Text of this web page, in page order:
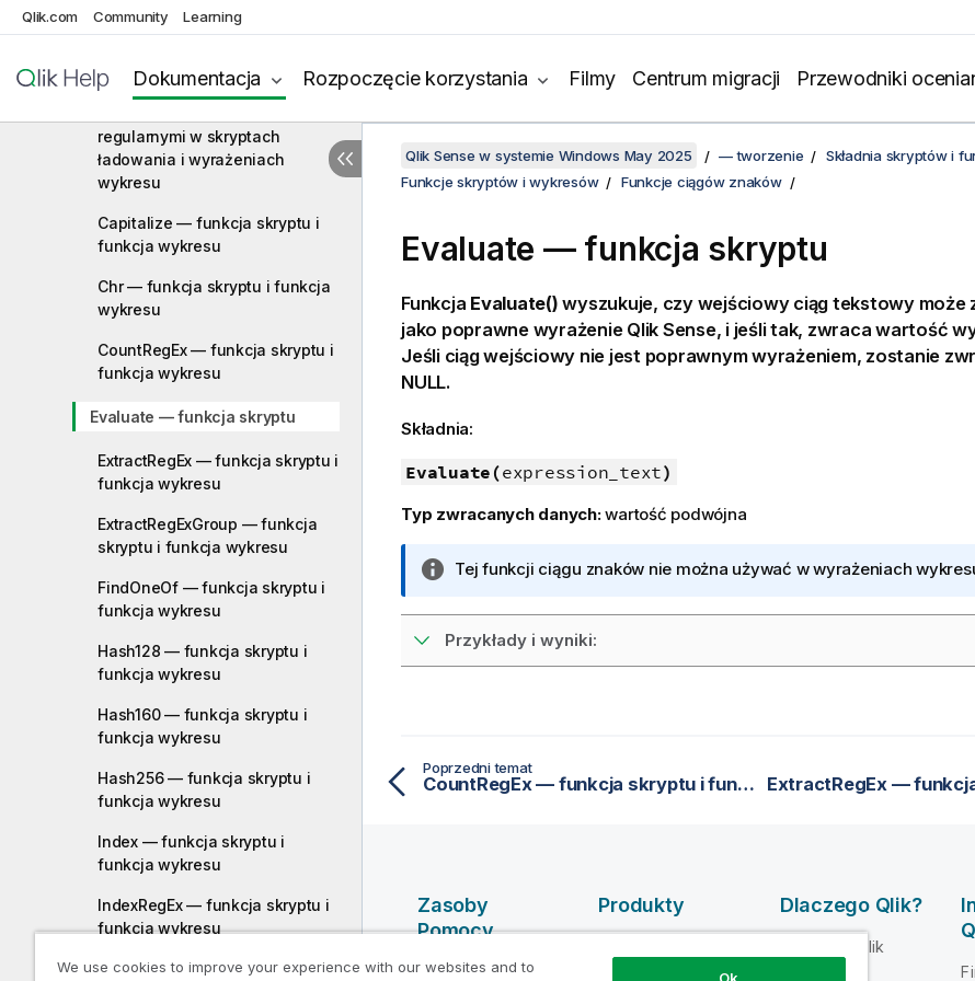
Qlik.com Community Learning
Dokumentacja Rozpoczęcie korzystania Filmy Centrum migracji Przewodniki
Funkcje rozkładu statystycznego
Funkcje ciągów znaków
regularnymi w skryptach
ładowania i wyrażeniach
wykresu
Capitalize — funkcja skryptu i
funkcja wykresu
Chr — funkcja skryptu i funkcja
wykresu
CountRegEx — funkcja skryptu i
funkcja wykresu
Evaluate — funkcja skryptu
ExtractRegEx — funkcja skryptu i
funkcja wykresu
ExtractRegExGroup — funkcja
skryptu i funkcja wykresu
FindOneOf — funkcja skryptu i
funkcja wykresu
Hash128 — funkcja skryptu i
funkcja wykresu
Hash160 — funkcja skryptu i
funkcja wykresu
Hash256 — funkcja skryptu i
funkcja wykresu
Index — funkcja skryptu i
funkcja wykresu
IndexRegEx — funkcja skryptu i
funkcja wykresu
IndexRegExGroup — funkcja
Qlik Sense w systemie Windows May 2025 — tworzenie
Składnia skryptów i
Funkcje skryptów i wykresów
Funkcje ciągów znaków
Evaluate — funkcja skryptu
Funkcja Evaluate() wyszukuje, czy wejściowy ciąg tekstowy może
jako poprawne wyrażenie Qlik Sense, i jeśli tak, zwraca wartość
Jeśli ciąg wejściowy nie jest poprawnym wyrażeniem, zostanie
NULL.
Składnia:
Evaluate(expression_text)
Typ zwracanych danych:wartość podwójna
I
f
o
r
j
a
Tej funkcji ciągu znaków nie można używać w wyrażeniach
Przykłady i wyniki:
Poprzedni temat
CountRegEx — funkcja skryptu i funkcja wykresu
Zasoby
Pomocy
Filmy pomocy dla
Produkty
DANYCH I
Dlaczego Qlik?
Dlaczego Qlik
We use cookies to improve your experience with our websites and to